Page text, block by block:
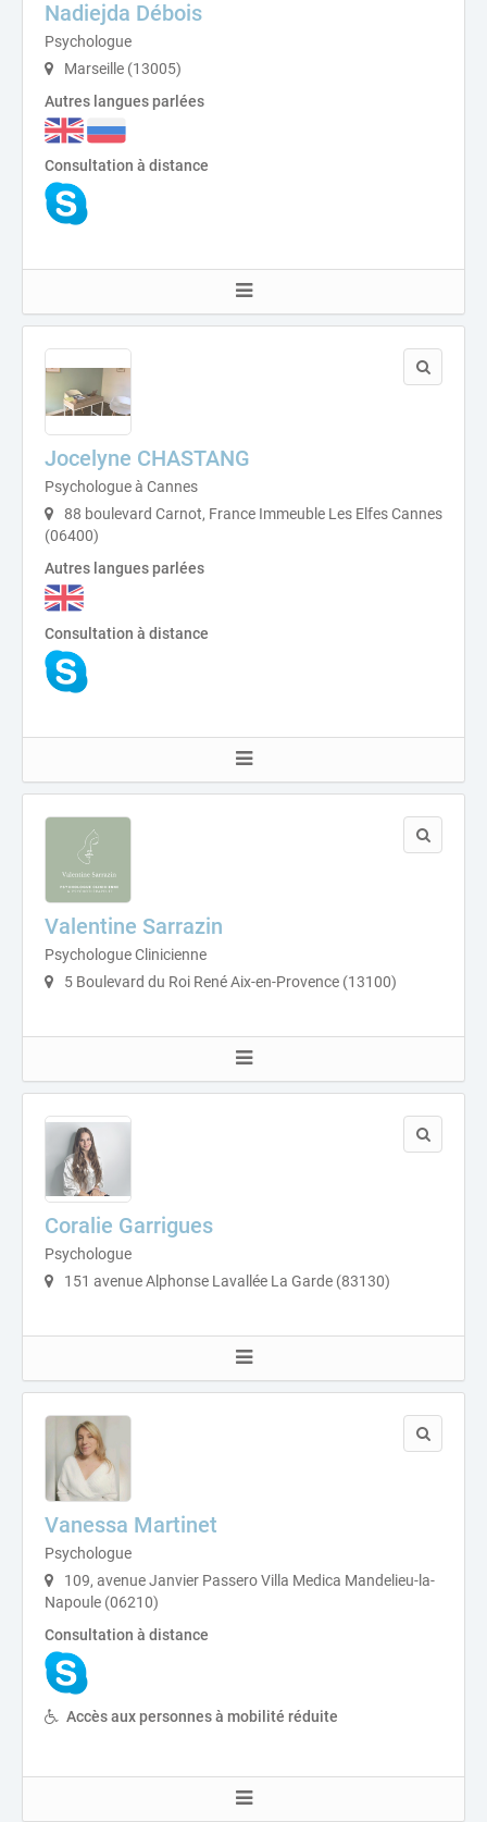
Nadiejda Débois
Psychologue
Marseille (13005)
Autres langues parlées
Consultation à distance
Jocelyne CHASTANG
Psychologue à Cannes
88 boulevard Carnot, France Immeuble Les Elfes Cannes
(06400)
Autres langues parlées
Consultation à distance
Valentine Sarrazin
Psychologue Clinicienne
5 Boulevard du Roi René Aix-en-Provence (13100)
Coralie Garrigues
Psychologue
151 avenue Alphonse Lavallée La Garde (83130)
Vanessa Martinet
Psychologue
109, avenue Janvier Passero Villa Medica Mandelieu-la-
Napoule (06210)
Consultation à distance
Accès aux personnes à mobilité réduite